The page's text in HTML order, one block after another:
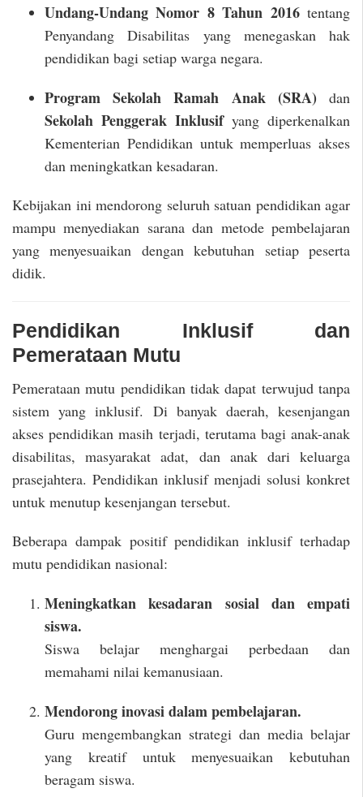
Undang-Undang Nomor 8 Tahun 2016tentang
Penyandang Disabilitas yang menegaskan hak
pendidikan bagi setiap warga negara.
Program Sekolah Ramah Anak (SRA) dan
Sekolah Penggerak Inklusifyang diperkenalkan
Kementerian Pendidikan untuk memperluas akses
dan meningkatkan kesadaran.
Kebijakan ini mendorong seluruh satuan pendidikan agar
mampu menyediakan sarana dan metode pembelajaran
yang menyesuaikan dengan kebutuhan setiap peserta
didik.
Pendidikan Inklusif dan
Pemerataan Mutu
Pemerataan mutu pendidikan tidak dapat terwujud tanpa
sistem yang inklusif. Di banyak daerah, kesenjangan
akses pendidikan masih terjadi, terutama bagi anak-anak
disabilitas, masyarakat adat, dan anak dari keluarga
prasejahtera. Pendidikan inklusif menjadi solusi konkret
untuk menutup kesenjangan tersebut.
Beberapa dampak positif pendidikan inklusif terhadap
mutu pendidikan nasional:
Meningkatkan kesadaran sosial dan empati
siswa.
Siswa belajar menghargai perbedaan dan
memahami nilai kemanusiaan.
Mendorong inovasi dalam pembelajaran.
Guru mengembangkan strategi dan media belajar
yang kreatif untuk menyesuaikan kebutuhan
beragam siswa.